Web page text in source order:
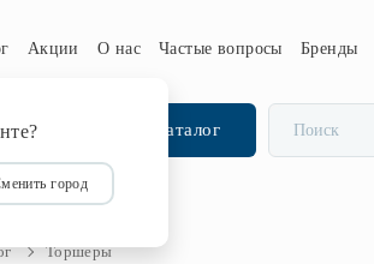
город
Акции О нас Частые вопросы Бренды
Каталог
Торшеры